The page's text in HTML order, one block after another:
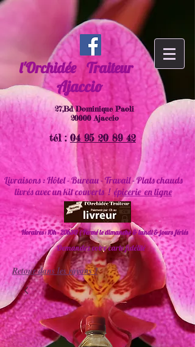
l'Orchidée Traiteur
Ajaccio
27,Bd Dominique Paoli
20000 Ajaccio
tél :04 95 20 89 42
Livraisons : Hôtel - Bureau - Travail - Plats chauds
livrés avec un kit couverts ! épicerie en ligne
Horaires : 10h - 20h30 ( Fermé le dimanche & lundi & jours fériés
Demandez votre carte fidélité
Retour dans les rayons !